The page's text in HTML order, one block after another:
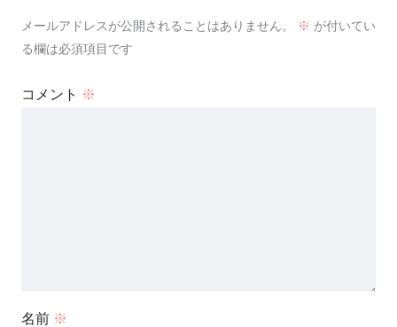
メールアドレスが公開されることはありません。 ※ が付いてい
る欄は必須項目です
コメント ※
名前 ※